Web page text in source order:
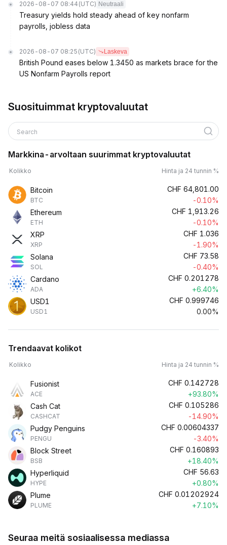
2026-08-07 08:44 (UTC) Neutraali
Treasury yields hold steady ahead of key nonfarm
payrolls, jobless data
2026-08-07 08:25 (UTC) Laskeva
British Pound eases below 1.3450 as markets brace for the
US Nonfarm Payrolls report
Suosituimmat kryptovaluutat
Search
Markkina-arvoltaan suurimmat kryptovaluutat
Kolikko Hinta ja 24 tunnin %
Bitcoin
BTC
CHF 64,801.00
-0.10%
Ethereum
ETH
CHF 1,913.26
-0.10%
XRP
XRP
CHF 1.036
-1.90%
Solana
SOL
CHF 73.58
-0.40%
Cardano
ADA
CHF 0.201278
+6.40%
USD1
USD1
CHF 0.999746
0.00%
Trendaavat kolikot
Kolikko Hinta ja 24 tunnin %
Fusionist
ACE
CHF 0.142728
+93.80%
Cash Cat
CASHCAT
CHF 0.105286
-14.90%
Pudgy Penguins
PENGU
CHF 0.00604337
-3.40%
Block Street
BSB
CHF 0.160893
+18.40%
Hyperliquid
HYPE
CHF 56.63
+0.80%
Plume
PLUME
CHF 0.01202924
+7.10%
Seuraa meitä sosiaalisessa mediassa